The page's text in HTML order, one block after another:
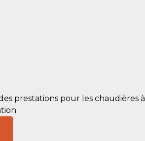
prestations pour les chaudières à